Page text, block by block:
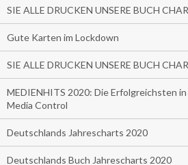
SIE ALLE DRUCKEN UNSERE BUCH
Gute Karten im Lockdown
SIE ALLE DRUCKEN UNSERE BUCH
MEDIENHITS 2020: Die Erfolgreichsten
Media Control
Deutschlands Jahrescharts 2020
Deutschlands Buch Jahrescharts 2020